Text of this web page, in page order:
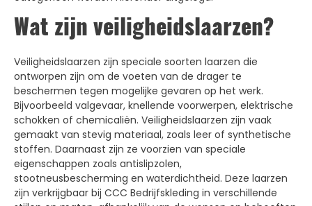
Wat zijn veiligheidslaarzen?
Veiligheidslaarzen zijn speciale soorten laarzen die
ontworpen zijn om de voeten van de drager te
beschermen tegen mogelijke gevaren op het werk.
Bijvoorbeeld valgevaar, knellende voorwerpen, elektrische
schokken of chemicaliën. Veiligheidslaarzen zijn vaak
gemaakt van stevig materiaal, zoals leer of synthetische
stoffen. Daarnaast zijn ze voorzien van speciale
eigenschappen zoals antislipzolen,
stootneusbescherming en waterdichtheid. Deze laarzen
zijn verkrijgbaar bij CCC Bedrijfskleding in verschillende